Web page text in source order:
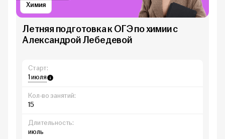
Химия
Летняя подготовка к ОГЭ по химии с
Александрой Лебедевой
Старт:
1 июля
Кол-во занятий:
15
Длительность:
июль